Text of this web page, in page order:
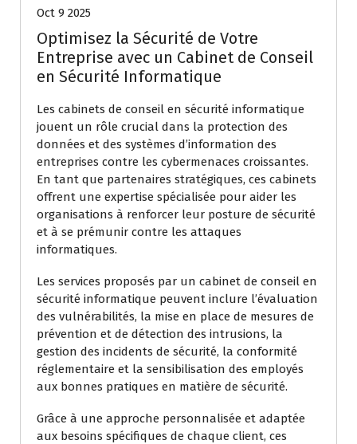
Oct 9 2025
Optimisez la Sécurité de Votre
Entreprise avec un Cabinet de Conseil
en Sécurité Informatique
Les cabinets de conseil en sécurité informatique
jouent un rôle crucial dans la protection des
données et des systèmes d’information des
entreprises contre les cybermenaces croissantes.
En tant que partenaires stratégiques, ces cabinets
offrent une expertise spécialisée pour aider les
organisations à renforcer leur posture de sécurité
et à se prémunir contre les attaques
informatiques.
Les services proposés par un cabinet de conseil en
sécurité informatique peuvent inclure l’évaluation
des vulnérabilités, la mise en place de mesures de
prévention et de détection des intrusions, la
gestion des incidents de sécurité, la conformité
réglementaire et la sensibilisation des employés
aux bonnes pratiques en matière de sécurité.
Grâce à une approche personnalisée et adaptée
aux besoins spécifiques de chaque client, ces